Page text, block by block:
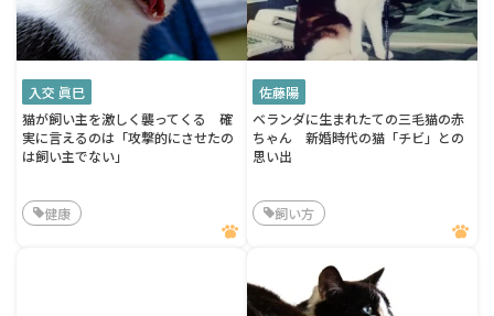
入交 眞巳
猫が飼い主を激しく襲ってくる 確
実に言えるのは「攻撃的にさせたの
は飼い主でない」
健康
佐藤陽
ベランダに生まれたての三毛猫の赤
ちゃん 新婚時代の猫「チビ」との
思い出
飼い方